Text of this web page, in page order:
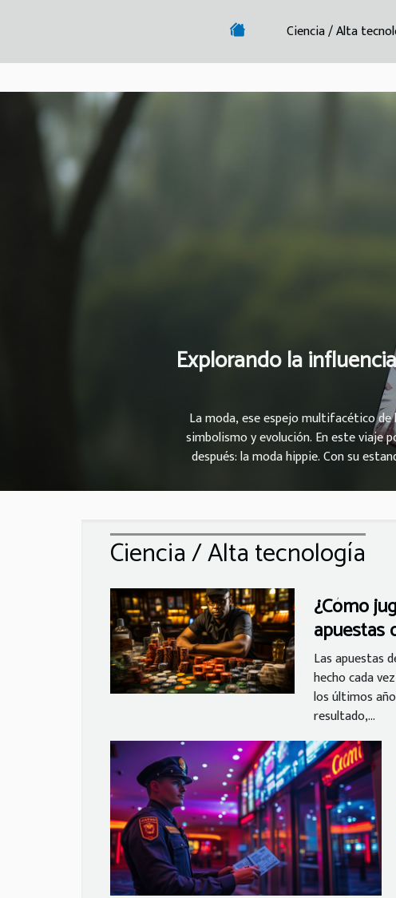
Ciencia / Alta
Explorando la
La moda, ese espejo multifacético
simbolismo y evolución. En este viaje
después: la moda hippie. Con su
palpable en las tendencias
expresión de estilo actual, donde los
Ciencia / Alta tecnología
¿Cómo
apuestas
sitios no
Las apuestas
hecho cada
los últimos
resultado,...